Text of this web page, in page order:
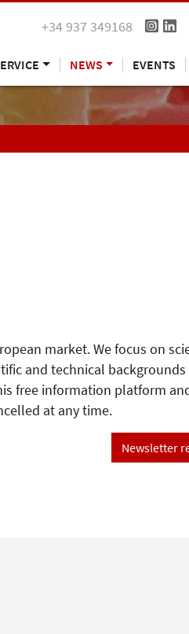
+34 937 349168
NEWS EVENTS
market. We focus on
and technical
free information platform
at any time.
Newsletter